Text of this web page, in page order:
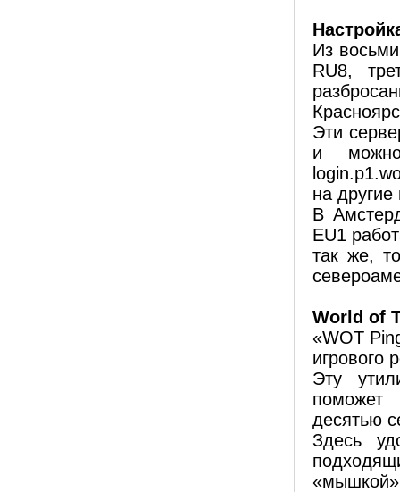
Из
RU8,
Эти
и
на
В
EU1
так же,
World of
«WOT
игрового
Эту
поможет
десятью
Здесь